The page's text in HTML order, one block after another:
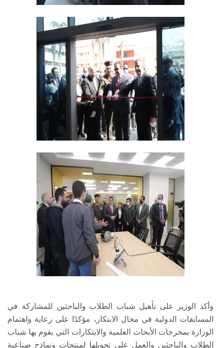
وأكد الوزير على تأهيل شباب الطلاب والباحثين للمشاركة في
المسابقات الدولية في مجال الابتكار، مؤكدًا على رعاية واهتمام
الوزارة بمخرجات الأبحاث العلمية والابتكارات التي يقوم بها شباب
الطلاب والباحثين والعمل على تحويلها لمنتجات ونماذج صناعية